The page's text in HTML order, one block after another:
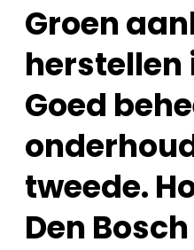
Groen
herstellen
Goed
tweede.
Den